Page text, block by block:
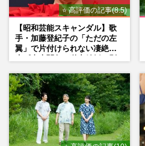
⭐ 高評価の記事(8.5)
【昭和芸能スキャンダル】歌
手・加藤登紀子の「ただの左
翼」で片付けられない凄絶半